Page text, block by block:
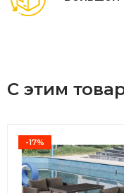
С этим
-17%